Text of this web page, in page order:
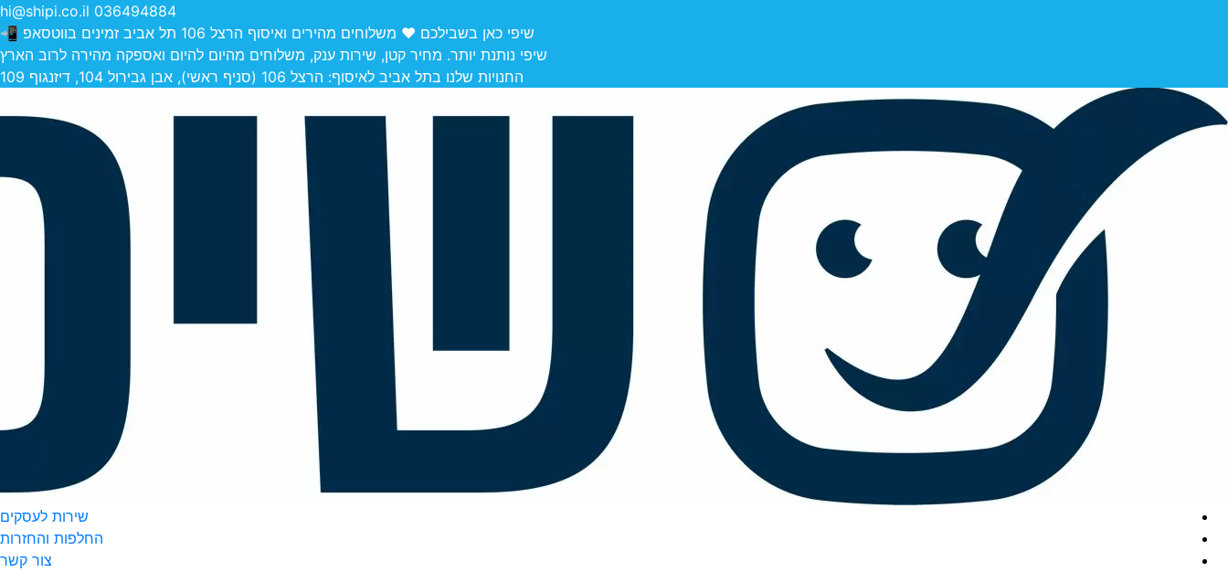
036494884
hi@shipi.co.il
שיפי כאן בשבילכם ❤️ משלוחים מהירים ואיסוף הרצל 106 תל אביב זמינים בווטסאפ 📲
שיפי נותנת יותר. מחיר קטן, שירות ענק, משלוחים מהיום להיום ואספקה מהירה לרוב הארץ
החנויות שלנו בתל אביב לאיסוף: הרצל 106 (סניף ראשי), אבן גבירול 104, דיזנגוף 109
שירות לעסקים
החלפות והחזרות
צור קשר